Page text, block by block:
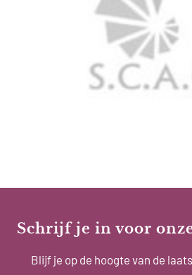
Schrijf je in voor
Blijf je op de hoogte van de